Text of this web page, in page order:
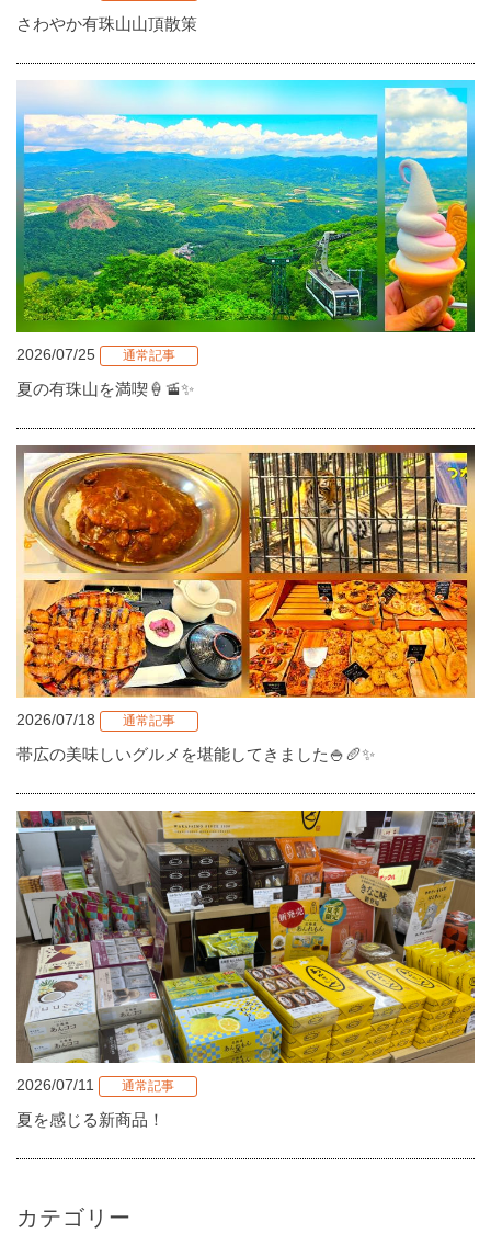
さわやか有珠山山頂散策
2026/07/25 通常記事
夏の有珠山を満喫🍦🚡✨
2026/07/18 通常記事
帯広の美味しいグルメを堪能してきました🍚🥖✨
2026/07/11 通常記事
夏を感じる新商品！
カテゴリー